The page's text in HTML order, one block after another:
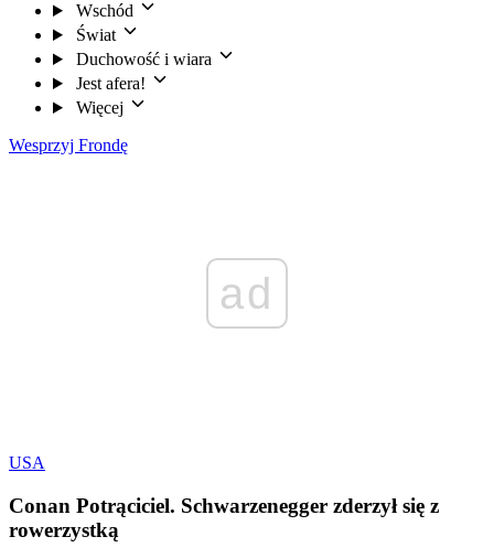
Wschód
Świat
Duchowość i wiara
Jest afera!
Więcej
Wesprzyj Frondę
ad
USA
Conan Potrąciciel. Schwarzenegger zderzył się z
rowerzystką